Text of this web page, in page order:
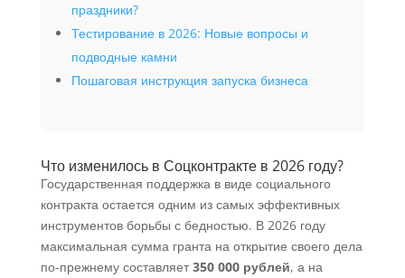
праздники?
Тестирование в 2026: Новые вопросы и
подводные камни
Пошаговая инструкция запуска бизнеса
Что изменилось в Соцконтракте в 2026 году?
Государственная поддержка в виде социального
контракта остается одним из самых эффективных
инструментов борьбы с бедностью. В 2026 году
максимальная сумма гранта на открытие своего дела
по-прежнему составляет350 000 рублей, а на